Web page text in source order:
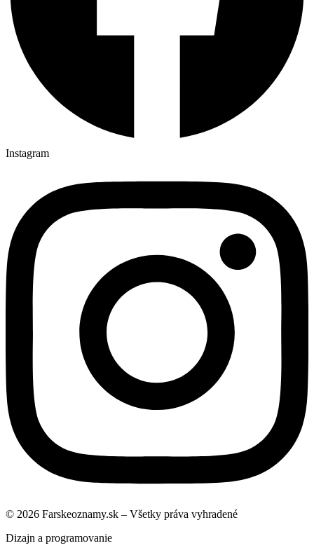
Instagram
© 2026 Farskeoznamy.sk – Všetky práva vyhradené
Dizajn a programovanie